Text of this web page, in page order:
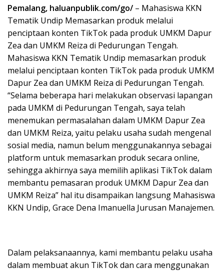
Pemalang, haluanpublik.com/go/ – Mahasiswa KKN
Tematik Undip Memasarkan produk melalui
penciptaan konten TikTok pada produk UMKM Dapur
Zea dan UMKM Reiza di Pedurungan Tengah.
Mahasiswa KKN Tematik Undip memasarkan produk
melalui penciptaan konten TikTok pada produk UMKM
Dapur Zea dan UMKM Reiza di Pedurungan Tengah.
“Selama beberapa hari melakukan observasi lapangan
pada UMKM di Pedurungan Tengah, saya telah
menemukan permasalahan dalam UMKM Dapur Zea
dan UMKM Reiza, yaitu pelaku usaha sudah mengenal
sosial media, namun belum menggunakannya sebagai
platform untuk memasarkan produk secara online,
sehingga akhirnya saya memilih aplikasi TikTok dalam
membantu pemasaran produk UMKM Dapur Zea dan
UMKM Reiza” hal itu disampaikan langsung Mahasiswa
KKN Undip, Grace Dena Imanuella Jurusan Manajemen.
Dalam pelaksanaannya, kami membantu pelaku usaha
dalam membuat akun TikTok dan cara menggunakan